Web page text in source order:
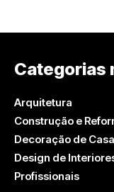
Categorias
Arquitetura
Construção e
Decoração de Casa
Design de
Profissionais